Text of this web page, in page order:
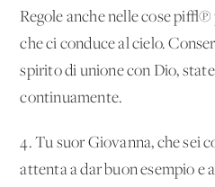
Regole anche nelle cose pi√π
che ci conduce al cielo.
spirito di unione con Dio,
continuamente.
4. Tu suor Giovanna, che sei
attenta a dar buon esempio e